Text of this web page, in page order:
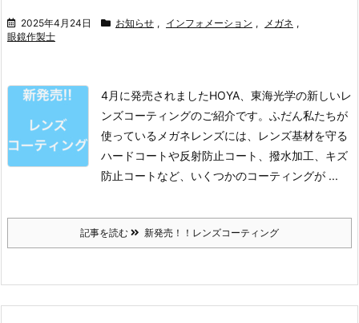
2025年4月24日 お知らせ , インフォメーション , メガネ ,
眼鏡作製士
4月に発売されましたHOYA、東海光学の新しいレ
ンズコーティングのご紹介です。 ふだん私たちが
使っているメガネレンズには、レンズ基材を守る
ハードコートや反射防止コート、撥水加工、キズ
防止コートなど、いくつかのコーティングが ...
記事を読む 新発売！！レンズコーティング